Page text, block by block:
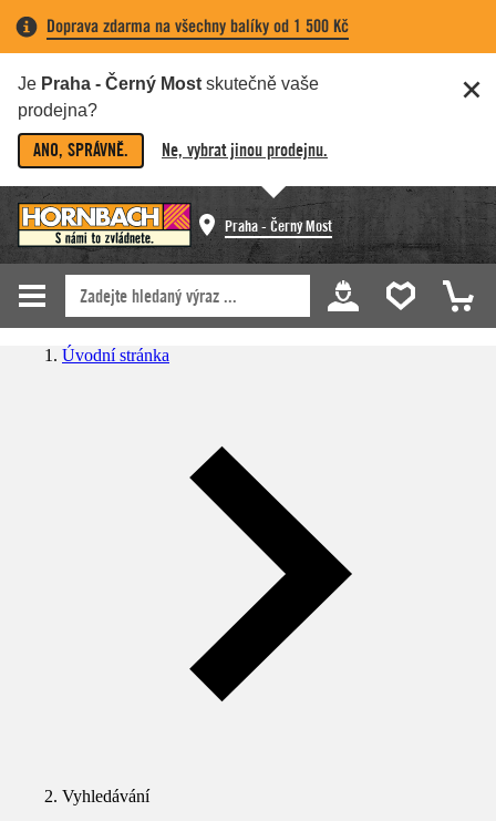
Doprava zdarma na všechny balíky od 1 500 Kč
Je Praha - Černý Most skutečně vaše
prodejna?
ANO, SPRÁVNĚ. Ne, vybrat jinou prodejnu.
Praha - Černý Most
Úvodní stránka
Vyhledávání